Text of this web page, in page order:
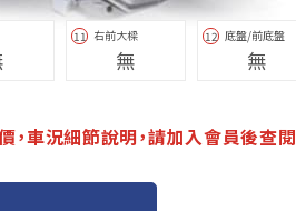
11 右前大樑
無
12 底盤/前底盤
無
車況細節說明，請加入會員後查閱